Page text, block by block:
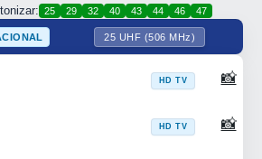
25 29 32 40 43 44 46 47
25 UHF (506 MHz)
HD TV 📸
HD TV 📸